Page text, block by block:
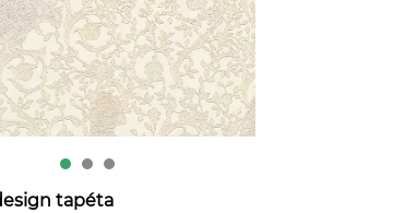
tapéta